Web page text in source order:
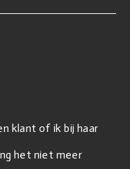
klant of ik bij haar
het niet meer